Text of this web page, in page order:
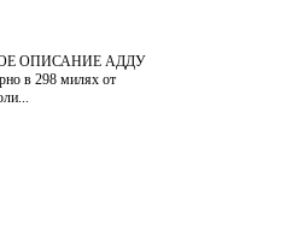
ОПИСАНИЕ АДДУ
в 298 милях от